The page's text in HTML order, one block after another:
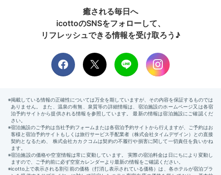
朝風呂で気持ちよく
1日をスタート！
屋上露天風呂「富士山」 大
ぐっすり眠って目覚めたら、温泉宿ならではの朝を過ご
癒される毎日へ
icottoのSNSをフォローして、
リフレッシュできる情報を受け取ろう♪